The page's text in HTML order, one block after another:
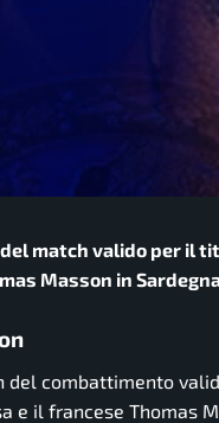
match valido per il
Masson in
del combattimento
e il francese Thomas